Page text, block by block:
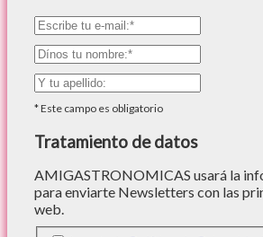
*Este campo es obligatorio
Tratamiento de datos
AMIGASTRONOMICAS usará la
para enviarte Newsletters con las
web.